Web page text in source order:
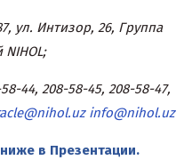
ул. Интизор, 26, Группа
44, 208-58-45, 208-58-47,
info@nihol.uz
в Презентации.